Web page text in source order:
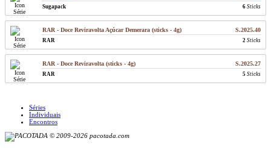
Sugapack 6 Sticks
RAR - Doce Reviravolta Açúcar Demerara (sticks - 4g) S.2025.40
RAR 2 Sticks
RAR - Doce Reviravolta (sticks - 4g) S.2025.27
RAR 5 Sticks
Séries
Individuais
Encontros
© 2009-2026 pacotada.com